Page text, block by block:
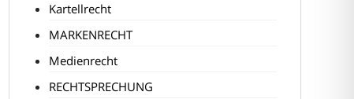
Kartellrecht
MARKENRECHT
Medienrecht
RECHTSPRECHUNG